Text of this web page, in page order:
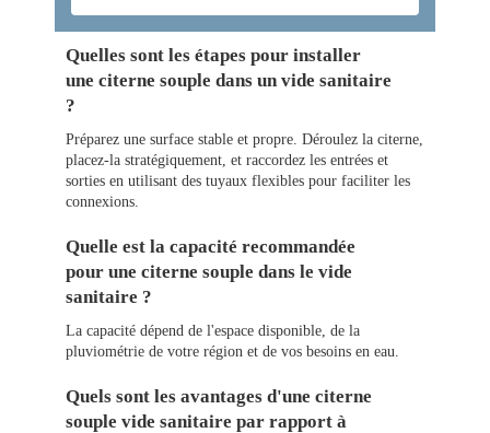
Quelles sont les étapes pour installer
une citerne souple dans un vide sanitaire
?
Préparez une surface stable et propre. Déroulez la citerne,
placez-la stratégiquement, et raccordez les entrées et
sorties en utilisant des tuyaux flexibles pour faciliter les
connexions.
Quelle est la capacité recommandée
pour une citerne souple dans le vide
sanitaire ?
La capacité dépend de l'espace disponible, de la
pluviométrie de votre région et de vos besoins en eau.
Quels sont les avantages d'une citerne
souple vide sanitaire par rapport à